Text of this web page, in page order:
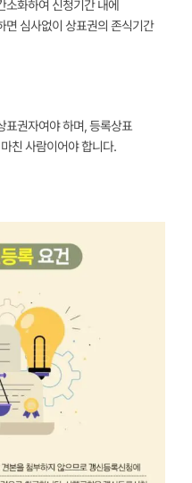
화하여 신청기간 내에
면 심사없이 상표권의 존식기간
표권자여야 하며, 등록상표
친 사람이어야 합니다.